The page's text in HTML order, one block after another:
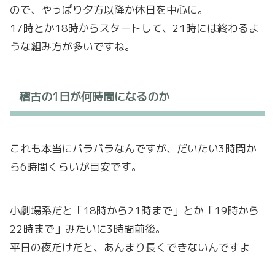
ので、やっぱり夕方以降か休日を中心に。
17時とか18時からスタートして、21時には終わるよ
うな組み方が多いですね。
稽古の1日が何時間になるのか
これも本当にバラバラなんですが、だいたい3時間か
ら6時間くらいが目安です。
小劇場系だと「18時から21時まで」とか「19時から
22時まで」みたいに3時間前後。
平日の夜だけだと、あんまり長くできないんですよ